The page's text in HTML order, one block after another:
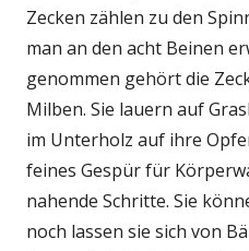
Zecken zählen zu den
man an den acht Beinen
genommen gehört die
Milben. Sie lauern auf
im Unterholz auf ihre
feines Gespür für
nahende Schritte. Sie
noch lassen sie sich von